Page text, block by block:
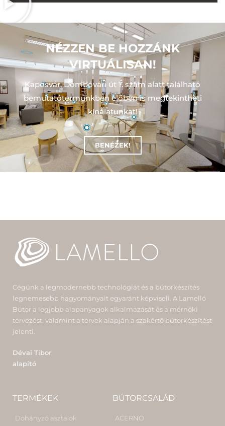
NÉZZEN BE HOZZÁNK
VIRTUÁLISAN!
Kaposvár, Dombóvári út 1. szám alatt található
bemutatótermünkben előben is megtekintheti
kínálatunkat!
BENÉZEK!
Cégünk a legmodernebb technológiát és a bútorkészítés
legnemesebb hagyományait egyaránt képviseli. A Lamelló
Bútor a legjobb alapanyagok alkalmazását és a mérnöki
tervezést, valamint a tervek alapján a szakértő bútorkészítést
jelenti.
Dévai Tibor
alapító
TERMÉKEK
Dohányzó asztalok
BÚTORCSALÁD
ACERNO